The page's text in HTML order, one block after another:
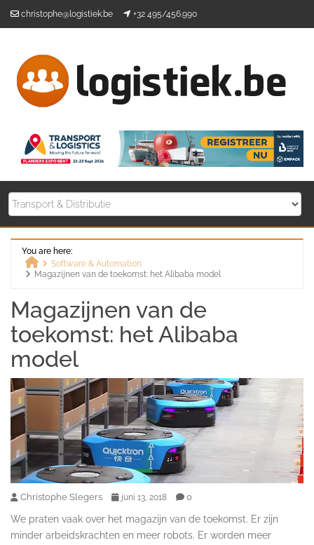
christophe@logistiek.be +32 495/456.990
You are here:
Home
Software & Automation
Magazijnen van de toekomst: het Alibaba model
Magazijnen van de
toekomst: het Alibaba
model
Christophe Slegers juni 13, 2018 0
We praten vaak over het magazijn van de toekomst. Er zijn
minder arbeidskrachten en meer robots. Er worden meer